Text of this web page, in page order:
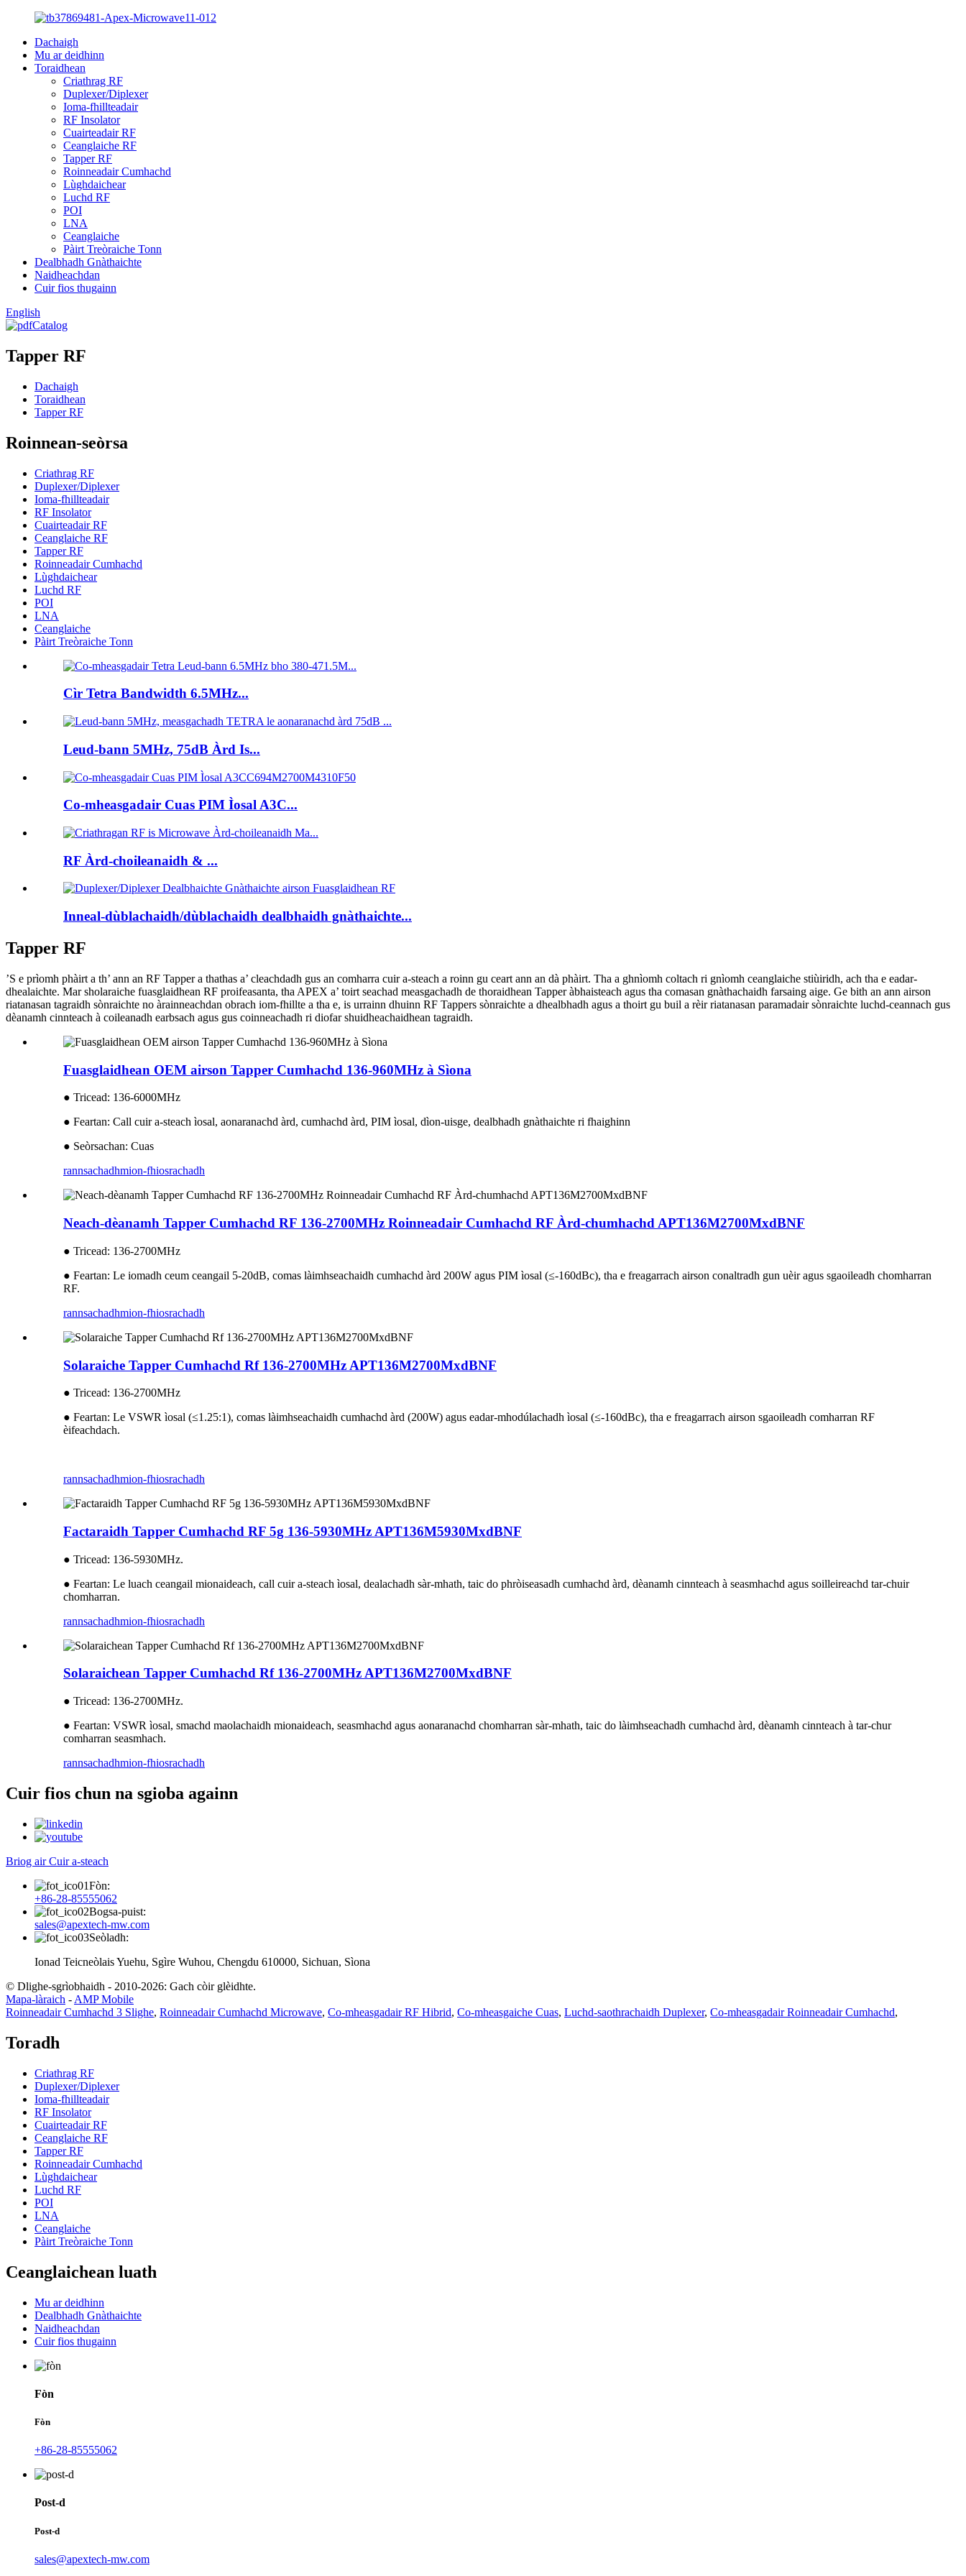
Dachaigh
Mu ar deidhinn
Toraidhean
Criathrag RF
Duplexer/Diplexer
Ioma-fhillteadair
RF Insolator
Cuairteadair RF
Ceanglaiche RF
Tapper RF
Roinneadair Cumhachd
Lùghdaichear
Luchd RF
POI
LNA
Ceanglaiche
Pàirt Treòraiche Tonn
Dealbhadh Gnàthaichte
Naidheachdan
Cuir fios thugainn
English
Catalog
Tapper RF
Dachaigh
Toraidhean
Tapper RF
Roinnean-seòrsa
Criathrag RF
Duplexer/Diplexer
Ioma-fhillteadair
RF Insolator
Cuairteadair RF
Ceanglaiche RF
Tapper RF
Roinneadair Cumhachd
Lùghdaichear
Luchd RF
POI
LNA
Ceanglaiche
Pàirt Treòraiche Tonn
Cìr Tetra Bandwidth 6.5MHz...
Leud-bann 5MHz, 75dB Àrd Is...
Co-mheasgadair Cuas PIM Ìosal A3C...
RF Àrd-choileanaidh & ...
Inneal-dùblachaidh/dùblachaidh dealbhaidh gnàthaichte...
Tapper RF
’S e prìomh phàirt a th’ ann an RF Tapper a thathas a’ cleachdadh gus an comharra cuir a-steach a roinn gu ceart ann an dà phàirt. Tha a ghnìomh coltach ri gnìomh ceanglaiche stiùiridh, ach tha e eadar-
dhealaichte. Mar sholaraiche fuasglaidhean RF proifeasanta, tha APEX a’ toirt seachad measgachadh de thoraidhean Tapper àbhaisteach agus tha comasan gnàthachaidh farsaing aige. Ge bith an ann airson
riatanasan tagraidh sònraichte no àrainneachdan obrach iom-fhillte a tha e, is urrainn dhuinn RF Tappers sònraichte a dhealbhadh agus a thoirt gu buil a rèir riatanasan paramadair sònraichte luchd-ceannach gus
dèanamh cinnteach à coileanadh earbsach agus gus coinneachadh ri diofar shuidheachaidhean tagraidh.
Fuasglaidhean OEM airson Tapper Cumhachd 136-960MHz à Sìona
● Tricead: 136-6000MHz
● Feartan: Call cuir a-steach ìosal, aonaranachd àrd, cumhachd àrd, PIM ìosal, dìon-uisge, dealbhadh gnàthaichte ri fhaighinn
● Seòrsachan: Cuas
rannsachadhmion-fhiosrachadh
Neach-dèanamh Tapper Cumhachd RF 136-2700MHz Roinneadair Cumhachd RF Àrd-chumhachd APT136M2700MxdBNF
● Tricead: 136-2700MHz
● Feartan: Le iomadh ceum ceangail 5-20dB, comas làimhseachaidh cumhachd àrd 200W agus PIM ìosal (≤-160dBc), tha e freagarrach airson conaltradh gun uèir agus sgaoileadh chomharran
RF.
rannsachadhmion-fhiosrachadh
Solaraiche Tapper Cumhachd Rf 136-2700MHz APT136M2700MxdBNF
● Tricead: 136-2700MHz
● Feartan: Le VSWR ìosal (≤1.25:1), comas làimhseachaidh cumhachd àrd (200W) agus eadar-mhodúlachadh ìosal (≤-160dBc), tha e freagarrach airson sgaoileadh comharran RF
èifeachdach.
rannsachadhmion-fhiosrachadh
Factaraidh Tapper Cumhachd RF 5g 136-5930MHz APT136M5930MxdBNF
● Tricead: 136-5930MHz.
● Feartan: Le luach ceangail mionaideach, call cuir a-steach ìosal, dealachadh sàr-mhath, taic do phròiseasadh cumhachd àrd, dèanamh cinnteach à seasmhachd agus soilleireachd tar-chuir
chomharran.
rannsachadhmion-fhiosrachadh
Solaraichean Tapper Cumhachd Rf 136-2700MHz APT136M2700MxdBNF
● Tricead: 136-2700MHz.
● Feartan: VSWR ìosal, smachd maolachaidh mionaideach, seasmhachd agus aonaranachd chomharran sàr-mhath, taic do làimhseachadh cumhachd àrd, dèanamh cinnteach à tar-chur
comharran seasmhach.
rannsachadhmion-fhiosrachadh
Cuir fios chun na sgioba againn
Briog air Cuir a-steach
Fòn:
+86-28-85555062
Bogsa-puist:
sales@apextech-mw.com
Seòladh:
Ionad Teicneòlais Yuehu, Sgìre Wuhou, Chengdu 610000, Sichuan, Sìona
© Dlighe-sgrìobhaidh - 2010-2026: Gach còir glèidhte.
Mapa-làraich - AMP Mobile
Roinneadair Cumhachd 3 Slighe, Roinneadair Cumhachd Microwave, Co-mheasgadair RF Hibrid, Co-mheasgaiche Cuas, Luchd-saothrachaidh Duplexer, Co-mheasgadair Roinneadair Cumhachd,
Toradh
Criathrag RF
Duplexer/Diplexer
Ioma-fhillteadair
RF Insolator
Cuairteadair RF
Ceanglaiche RF
Tapper RF
Roinneadair Cumhachd
Lùghdaichear
Luchd RF
POI
LNA
Ceanglaiche
Pàirt Treòraiche Tonn
Ceanglaichean luath
Mu ar deidhinn
Dealbhadh Gnàthaichte
Naidheachdan
Cuir fios thugainn
Fòn
Fòn
+86-28-85555062
Post-d
Post-d
sales@apextech-mw.com